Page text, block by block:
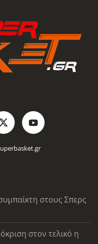
στους Σπερς
στον τελικό η